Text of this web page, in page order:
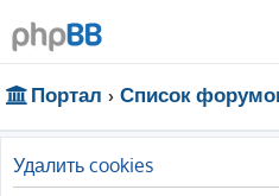
Портал Список
Удалить cookies